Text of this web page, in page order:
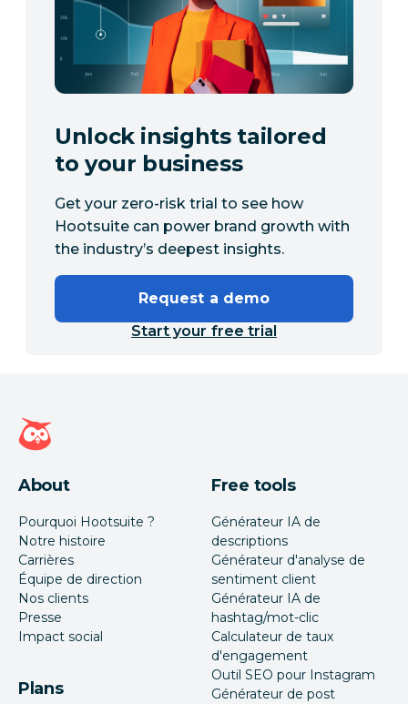
Unlock insights tailored
to your business
Get your zero-risk trial to see how
Hootsuite can power brand growth with
the industry’s deepest insights.
Request a demo
Start your free trial
Page d'accueil Hootsuite
About
Pourquoi Hootsuite ?
Notre histoire
Carrières
Équipe de direction
Nos clients
Presse
Impact social
Plans
Free tools
Générateur IA de
descriptions
Générateur d'analyse de
sentiment client
Générateur IA de
hashtag/mot-clic
Calculateur de taux
d'engagement
Outil SEO pour Instagram
Générateur de post